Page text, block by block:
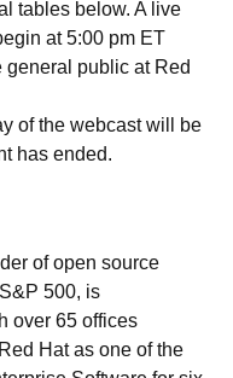
tables below. A live
at 5:00 pm ET
public at Red
of the webcast will be
has ended.
of open source
500, is
over 65 offices
Hat as one of the